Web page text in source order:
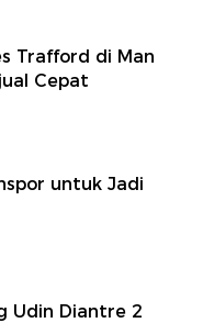
Trafford di Man
Cepat
untuk Jadi
Udin Diantre 2